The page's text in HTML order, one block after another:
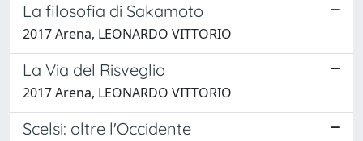
La filosofia di Sakamoto
2017 Arena, LEONARDO VITTORIO
La Via del Risveglio
2017 Arena, LEONARDO VITTORIO
Scelsi: oltre l'Occidente